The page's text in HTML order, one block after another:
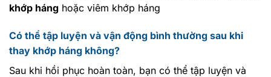
khớp háng hoặc viêm khớp háng
Có thể tập luyện và vận động bình thường sau khi
thay khớp háng không?
Sau khi hồi phục hoàn toàn, bạn có thể tập luyện và